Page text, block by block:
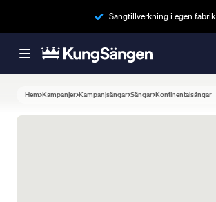
Sängtillverkning i egen fabrik
Hem Kampanjer Kampanjsängar Sängar Kontinentalsängar